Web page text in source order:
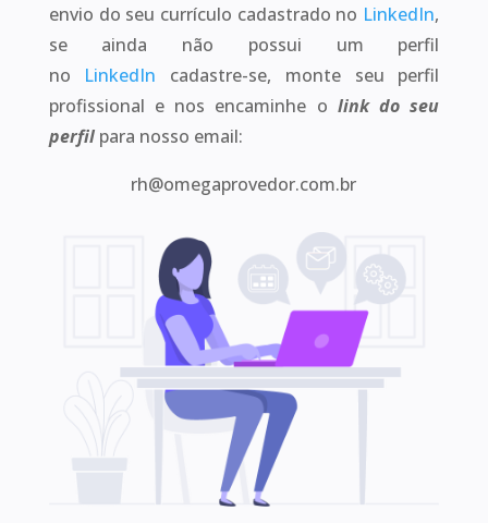
envio do seu currículo cadastrado no LinkedIn,
se ainda não possui um perfil
no LinkedIn cadastre-se, monte seu perfil
profissional e nos encaminhe o link do seu
perfilpara nosso email:
rh@omegaprovedor.com.br